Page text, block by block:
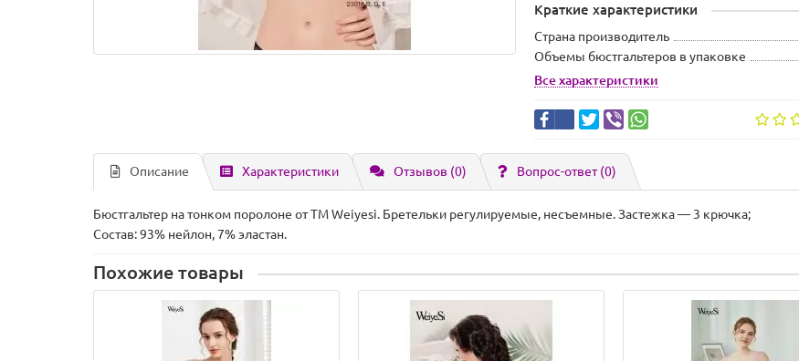
Краткие характеристики
Страна производитель
Объемы бюстгальтеров в упаковке
Все характеристики
Описание Характеристики Отзывов (0) Вопрос-ответ(0)
Бюстгальтер на тонком поролоне от ТМ Weiyesi. Бретельки регулируемые, несъемные. Застежка — 3 крючка;
Состав: 93% нейлон, 7% эластан.
Похожие товары